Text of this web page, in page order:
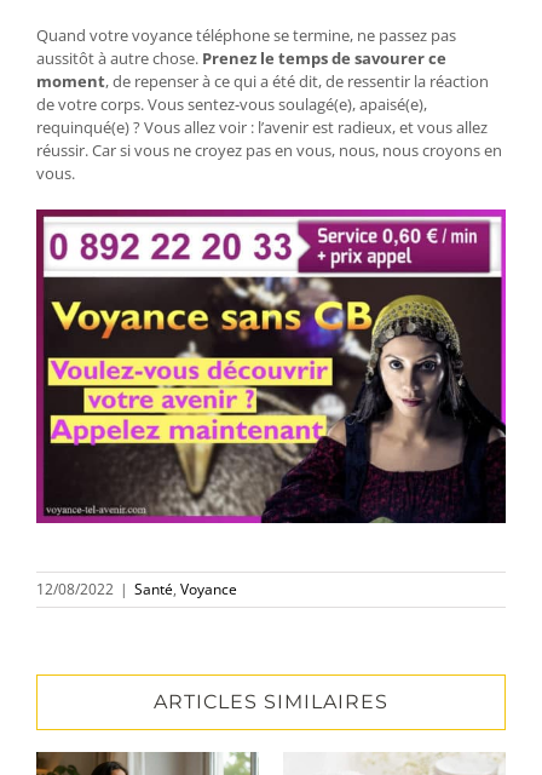
Quand votre voyance téléphone se termine, ne passez pas
aussitôt à autre chose. Prenez le temps de savourer ce
moment, de repenser à ce qui a été dit, de ressentir la réaction
de votre corps. Vous sentez-vous soulagé(e), apaisé(e),
requinqué(e) ? Vous allez voir : l’avenir est radieux, et vous allez
réussir. Car si vous ne croyez pas en vous, nous, nous croyons en
vous.
12/08/2022 | Santé, Voyance
ARTICLES SIMILAIRES